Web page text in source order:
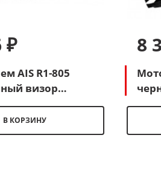
₽
AIS R1-805
визор
белый-красный)
В КОРЗИНУ
8